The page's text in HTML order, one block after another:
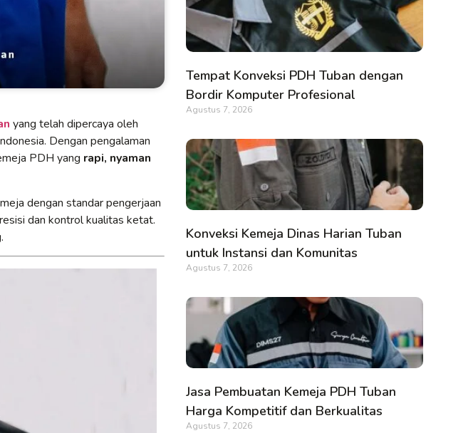
yang telah dipercaya oleh
Dengan pengalaman
PDH yang rapi, nyaman
dengan standar pengerjaan
dan kontrol kualitas ketat.
Tempat Konveksi PDH Tuban dengan
Bordir Komputer Profesional
Agustus 7, 2026
Konveksi Kemeja Dinas Harian Tuban
untuk Instansi dan Komunitas
Agustus 7, 2026
Jasa Pembuatan Kemeja PDH Tuban
Harga Kompetitif dan Berkualitas
Agustus 7, 2026